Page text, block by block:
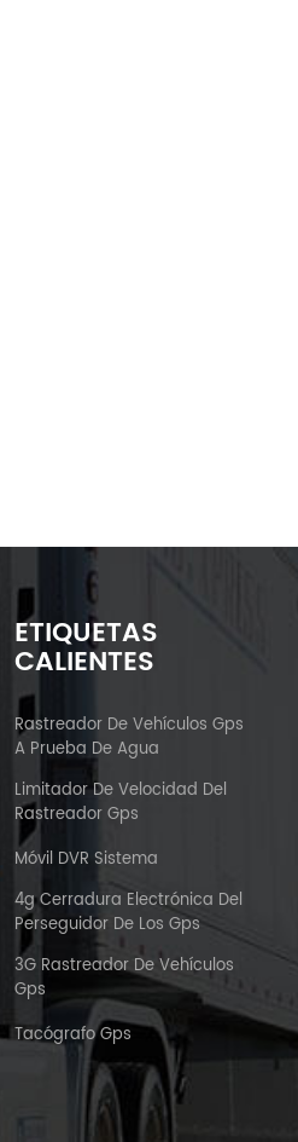
ETIQUETAS
CALIENTES
Rastreador De Vehículos Gps
A Prueba De Agua
Limitador De Velocidad Del
Rastreador Gps
Móvil DVR Sistema
4g Cerradura Electrónica Del
Perseguidor De Los Gps
3G Rastreador De Vehículos
Gps
Tacógrafo Gps